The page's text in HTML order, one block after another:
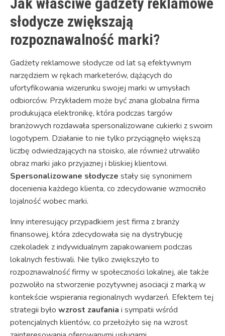
słodycze zwiększają
rozpoznawalność marki?
Gadżety reklamowe słodycze od lat są efektywnym
narzędziem w rękach marketerów, dążących do
ufortyfikowania wizerunku swojej marki w umysłach
odbiorców. Przykładem może być znana globalna firma
produkująca elektronikę, która podczas targów
branżowych rozdawała spersonalizowane cukierki z swoim
logotypem. Działanie to nie tylko przyciągnęło większą
liczbę odwiedzających na stoisko, ale również utrwaliło
obraz marki jako przyjaznej i bliskiej klientowi.
Spersonalizowane słodycze stały się synonimem
docenienia każdego klienta, co zdecydowanie wzmocniło
lojalność wobec marki.
Inny interesujący przypadkiem jest firma z branży
finansowej, która zdecydowała się na dystrybucję
czekoladek z indywidualnym zapakowaniem podczas
lokalnych festiwali. Nie tylko zwiększyło to
rozpoznawalność firmy w społeczności lokalnej, ale także
pozwoliło na stworzenie pozytywnej asociacji z marką w
kontekście wspierania regionalnych wydarzeń. Efektem tej
strategii było wzrost zaufania i sympatii wśród
potencjalnych klientów, co przełożyło się na wzrost